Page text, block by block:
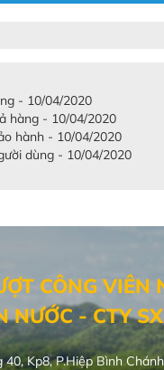
- 10/04/2020
hàng - 10/04/2020
hành - 10/04/2020
dùng - 10/04/2020
CÔNG VIÊN
NƯỚC - CTY
Kp8, P.Hiệp Bình